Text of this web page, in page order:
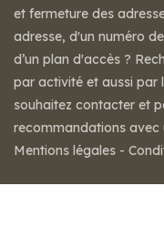
et fermeture des
adresse, d'un numéro
d’un plan d'accès ?
par activité et aussi par
souhaitez contacter et
recommandations avec
Mentions légales -